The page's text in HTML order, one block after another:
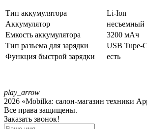
Тип аккумулятора
Li-Ion
Аккумулятор
несъемный
Емкость аккумулятора
3200 мАч
Тип разъема для зарядки
USB Tupe-C
Функция быстрой зарядки
есть
play_arrow
2026 «Mobilka: салон-магазин техники
Все права защищены.
Заказать звонок!